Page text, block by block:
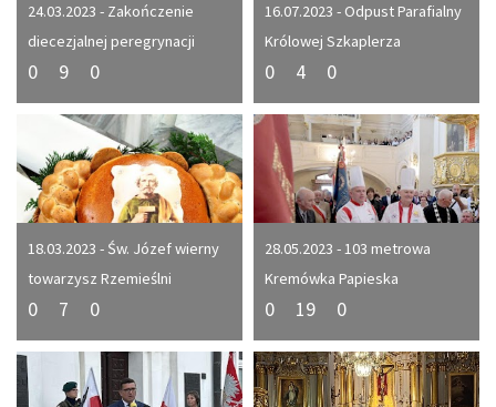
24.03.2023 - Zakończenie
diecezjalnej peregrynacji
0 9 0
16.07.2023 - Odpust Parafialny
Królowej Szkaplerza
0 4 0
18.03.2023 - Św. Józef wierny
towarzysz Rzemieślni
0 7 0
28.05.2023 - 103 metrowa
Kremówka Papieska
0 19 0